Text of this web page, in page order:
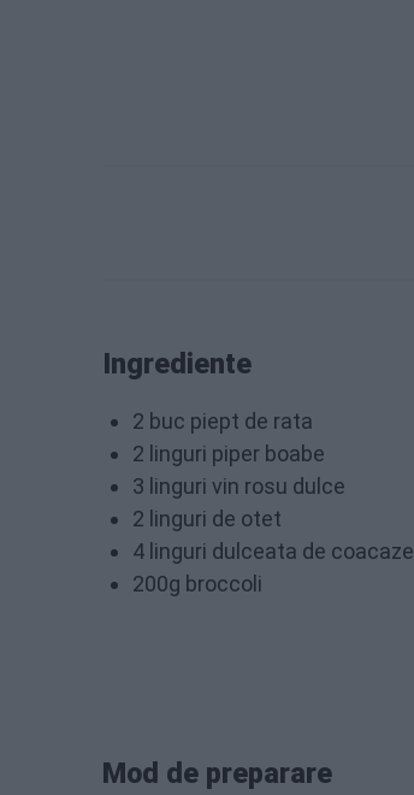
Ingrediente
2 buc piept de rata
2 linguri piper boabe
3 linguri vin rosu dulce
2 linguri de otet
4 linguri dulceata de coacaze
200g broccoli
Mod de preparare